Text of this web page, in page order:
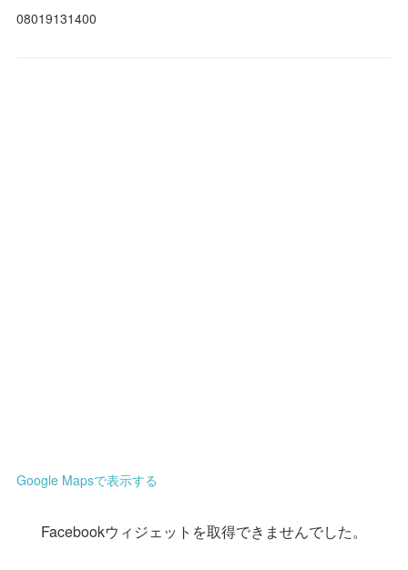
08019131400
Google Mapsで表示する
Facebookウィジェットを取得できませんでした。